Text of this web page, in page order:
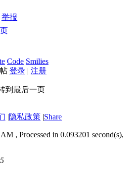
举报
Code Smilies
登录 | 注册
到最后一页
|隐私政策 |Share
AM , Processed in 0.093201 second(s),